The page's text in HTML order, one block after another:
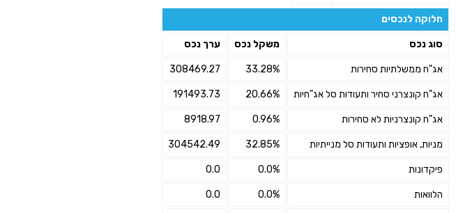
חלוקה לנכסים
סוג נכס משקל נכס ערך נכס
אג"ח ממשלתיות סחירות 33.28%
308469.27
אג"ח קונצרני סחיר ותעודות סל אג"חיות 20.66%
191493.73
אג"ח קונצרניות לא סחירות 0.96%
8918.97
מניות, אופציות ותעודות סל מנייתיות 32.85%
304542.49
פיקדונות 0.0%
0.0
הלוואות 0.0%
0.0